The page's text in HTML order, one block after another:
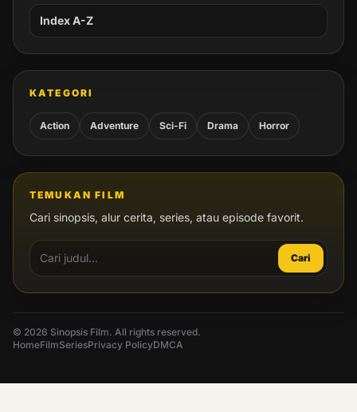
Index A-Z
KATEGORI
Action Adventure Sci-Fi Drama Horror
TEMUKAN FILM
Cari sinopsis, alur cerita, series, atau episode favorit.
Cari
© 2026 Sinopsis Film. All rights reserved.
HomeFilmSeriesPrivacy PolicyDMCA